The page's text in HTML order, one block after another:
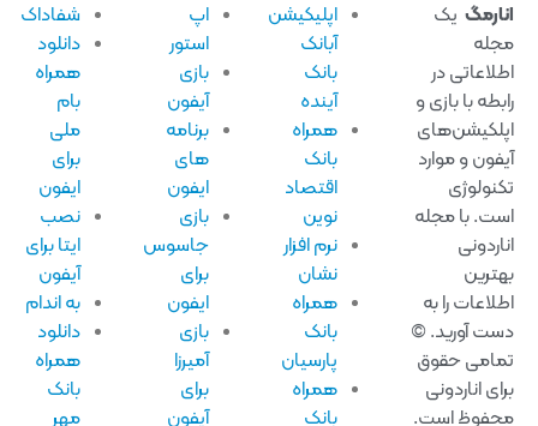
یک
در
با بازی و
و موارد
با مجله
را به
آورید. ©
حقوق
اناردونی
است.
اپلیکیشن
آبانک
آینده
همراه
اقتصاد
نرم افزار
نشان
همراه
پارسیان
همراه
اپ
استور
بازی
آیفون
برنامه
ایفون
بازی
جاسوس
ایفون
بازی
آیفون
شفاداک
دانلود
همراه
ایفون
نصب
ایتا برای
آیفون
به اندام
دانلود
همراه